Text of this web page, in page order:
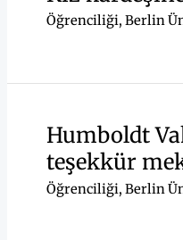
Öğrenciliği, Berlin
Humboldt
teşekkür
Öğrenciliği, Berlin